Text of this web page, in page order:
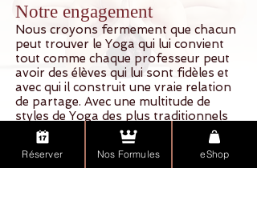
Notre engagement
Nous croyons fermement que chacun
peut trouver le Yoga qui lui convient
tout comme chaque professeur peut
avoir des élèves qui lui sont fidèles et
avec qui il construit une vraie relation
de partage. Avec une multitude de
styles de Yoga des plus traditionnels
aux plus modernes, tout le monde
peut en tirer un bénéfice.
Réserver Nos Formules eShop